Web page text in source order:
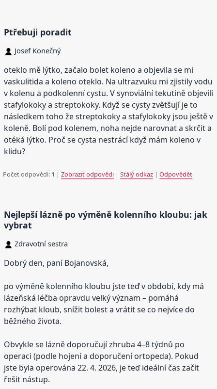
Ptřebuji poradit
Josef Konečný
oteklo mě lýtko, začalo bolet koleno a objevila se mi
vaskulitida a koleno oteklo. Na ultrazvuku mi zjistily vodu
v kolenu a podkolenní cystu. V synoviální tekutině objevili
stafylokoky a streptokoky. Když se cysty zvětšují je to
následkem toho že streptokoky a stafylokoky jsou ještě v
koleně. Bolí pod kolenem, noha nejde narovnat a skrčit a
otéká lýtko. Proč se cysta nestrácí když mám koleno v
klidu?
Počet odpovědí: 1 |Zobrazit odpovědi |Stálý odkaz |Odpovědět
Nejlepší lázně po výměně kolenního kloubu: jak
vybrat
Zdravotní sestra
Dobrý den, paní Bojanovská,
po výměně kolenního kloubu jste teď v období, kdy má
lázeňská léčba opravdu velký význam – pomáhá
rozhýbat kloub, snížit bolest a vrátit se co nejvíce do
běžného života.
Obvykle se lázně doporučují zhruba 4–8 týdnů po
operaci (podle hojení a doporučení ortopeda). Pokud
jste byla operována 22. 4. 2026, je teď ideální čas začít
řešit nástup.